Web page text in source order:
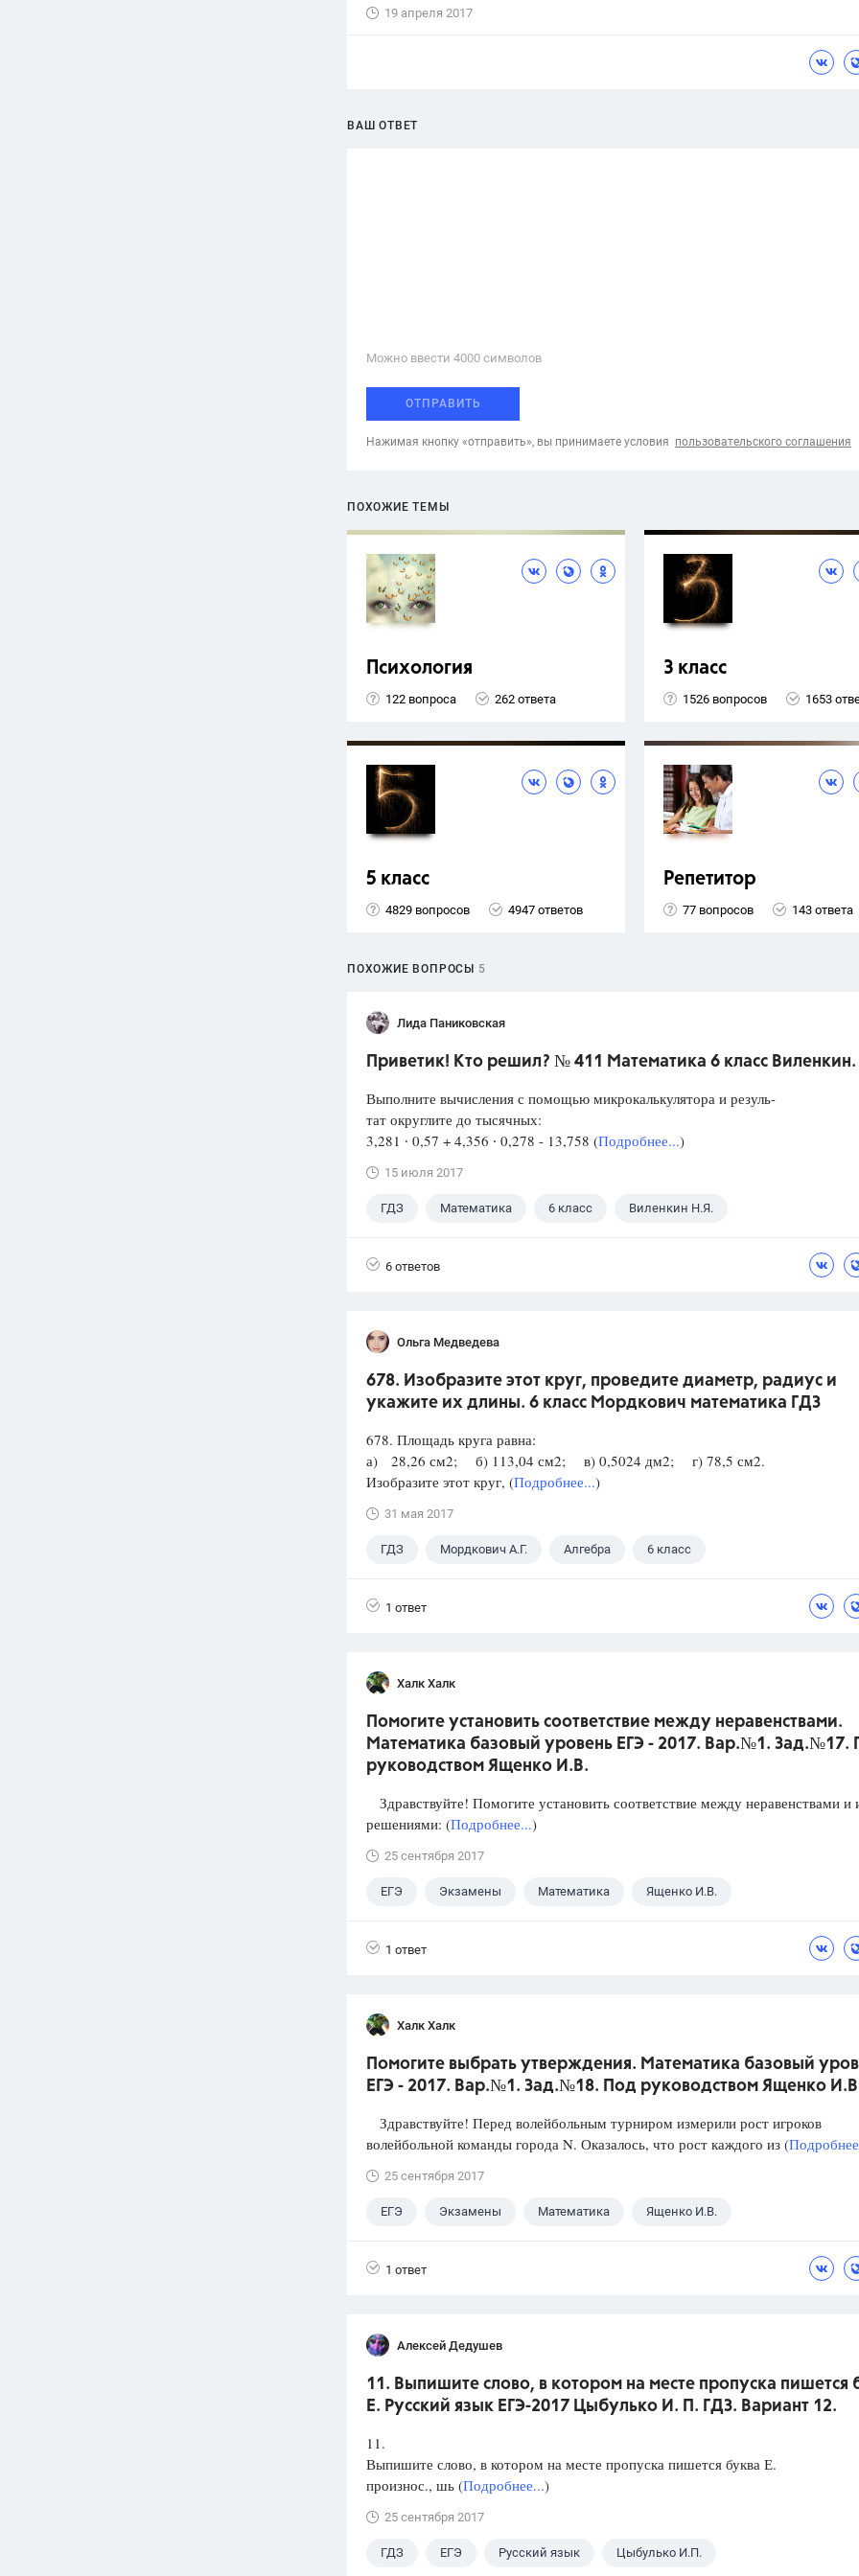
19 апреля 2017
ВАШ ОТВЕТ
Можно ввести 4000 cимволов
ОТПРАВИТЬ
Нажимая кнопку «отправить», вы принимаете условия пользовательского соглашения
ПОХОЖИЕ ТЕМЫ
Психология
122 вопроса 262 ответа
3 класс
1526 вопросов 1653
5 класс
4829 вопросов 4947 ответов
Репетитор
77 вопросов 143 ответа
ПОХОЖИЕ ВОПРОСЫ 5
Лида Паниковская
Приветик! Кто решил? № 411 Математика 6 класс Виленкин.
Выполните вычисления с помощью микрокалькулятора и резуль-
тат округлите до тысячных:
3,281 ∙ 0,57 + 4,356 ∙ 0,278 - 13,758 (Подробнее...)
15 июля 2017
ГДЗ Математика 6 класс Виленкин Н.Я.
6 ответов
Ольга Медведева
678. Изобразите этот круг, проведите диаметр, радиус и
укажите их длины. 6 класс Мордкович математика ГДЗ
678. Площадь круга равна:
а) 28,26 см2; б) 113,04 см2; в) 0,5024 дм2; г) 78,5 см2.
Изобразите этот круг, (Подробнее...)
31 мая 2017
ГДЗ Мордкович А.Г. Алгебра 6 класс
1 ответ
Халк Халк
Помогите установить соответствие между неравенствами.
Математика базовый уровень ЕГЭ - 2017. Вар.№1. Зад.№17.
руководством Ященко И.В.
Здравствуйте! Помогите установить соответствие между неравенствами и
решениями: (Подробнее...)
25 сентября 2017
ЕГЭ Экзамены Математика Ященко И.В.
1 ответ
Халк Халк
Помогите выбрать утверждения. Математика базовый
ЕГЭ - 2017. Вар.№1. Зад.№18. Под руководством Ященко
Здравствуйте! Перед волейбольным турниром измерили рост игроков
волейбольной команды города N. Оказалось, что рост каждого из (
25 сентября 2017
ЕГЭ Экзамены Математика Ященко И.В.
1 ответ
Алексей Дедушев
11. Выпишите слово, в котором на месте пропуска пишется
Е. Русский язык ЕГЭ-2017 Цыбулько И. П. ГДЗ. Вариант 12.
11.
Выпишите слово, в котором на месте пропуска пишется буква Е.
произнос., шь (Подробнее...)
25 сентября 2017
ГДЗ ЕГЭ Русский язык Цыбулько И.П.